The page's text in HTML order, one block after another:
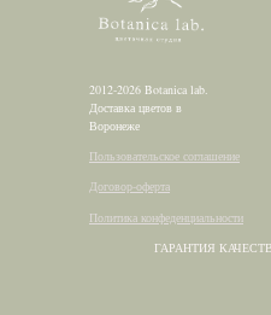
2012-2026 Botanica lab.
Доставка цветов в
Воронеже
Договор-оферта
Пользовательское соглашение
Политика конфеденциальности
ГАРАНТИЯ